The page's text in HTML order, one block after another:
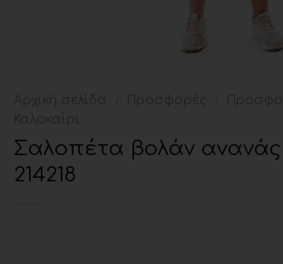
Σαλοπέτα βολάν ανανάς
214218